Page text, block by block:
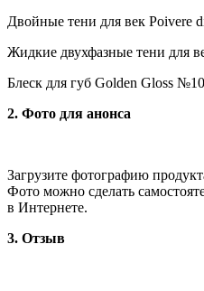
Двойные тени для век Poivere
Жидкие двухфазные тени для
Блеск для губ Golden Gloss
2. Фото для анонса
Загрузите фотографию
Фото можно сделать
в Интернете.
3. Отзыв